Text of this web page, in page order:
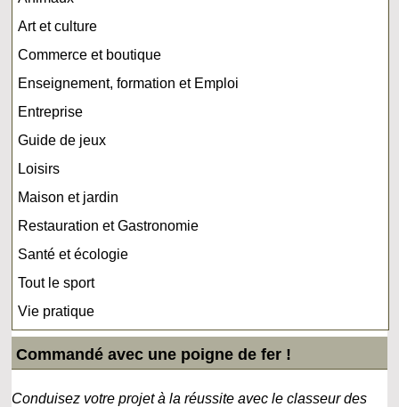
Art et culture
Commerce et boutique
Enseignement, formation et Emploi
Entreprise
Guide de jeux
Loisirs
Maison et jardin
Restauration et Gastronomie
Santé et écologie
Tout le sport
Vie pratique
Commandé avec une poigne de fer !
Conduisez votre projet à la réussite avec le classeur des